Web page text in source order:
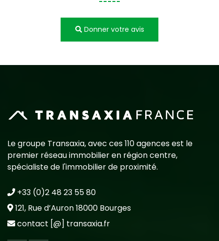
Donner votre avis
Le groupe Transaxia, avec ces 110 agences est le
premier réseau immobilier en région centre,
spécialiste de l'immobilier de proximité.
+33 (0)2 48 23 55 80
121, Rue d’Auron 18000 Bourges
contact [@] transaxia.fr